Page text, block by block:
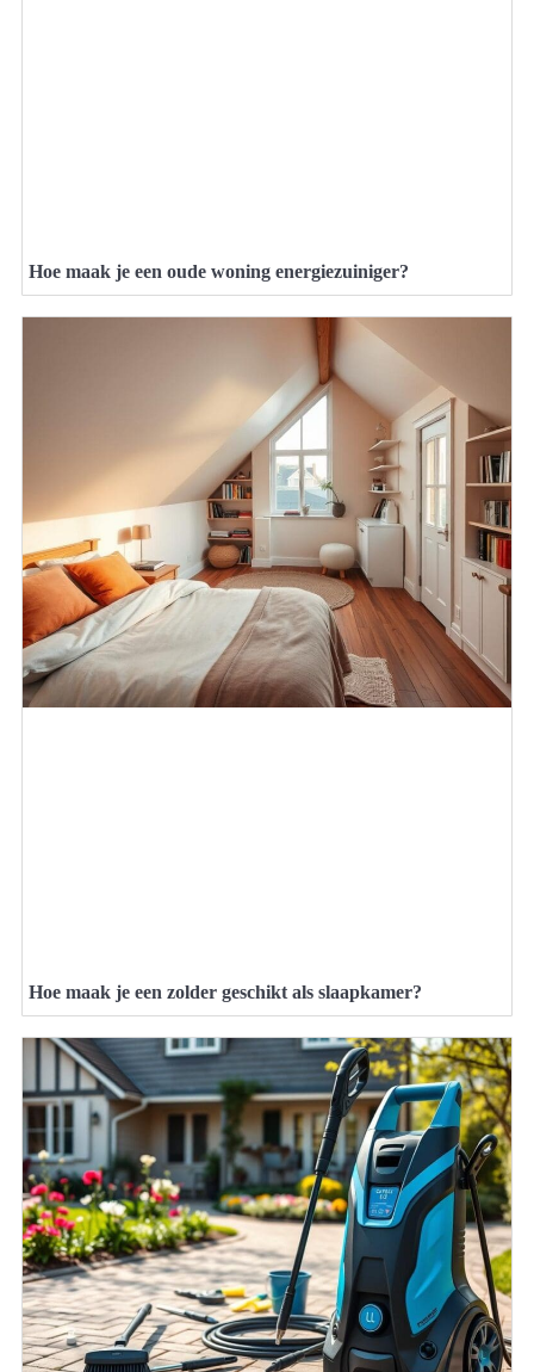
Hoe maak je een oude woning energiezuiniger?
Hoe maak je een zolder geschikt als slaapkamer?